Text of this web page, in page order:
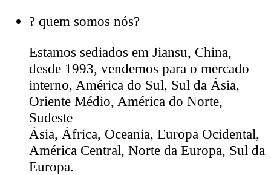
? quem somos nós?
Estamos sediados em Jiansu, China,
desde 1993, vendemos para o mercado
interno, América do Sul, Sul da Ásia,
Oriente Médio, América do Norte,
Sudeste
Ásia, África, Oceania, Europa Ocidental,
América Central, Norte da Europa, Sul da
Europa.